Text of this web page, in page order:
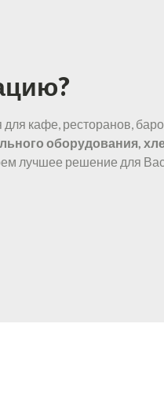
кафе, ресторанов,
оборудования,
лучшее решение для